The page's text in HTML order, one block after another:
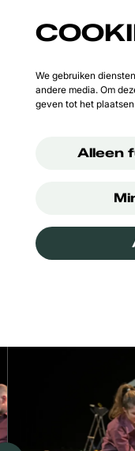
We gebruiken
andere media. Om
geven tot het
Alleen